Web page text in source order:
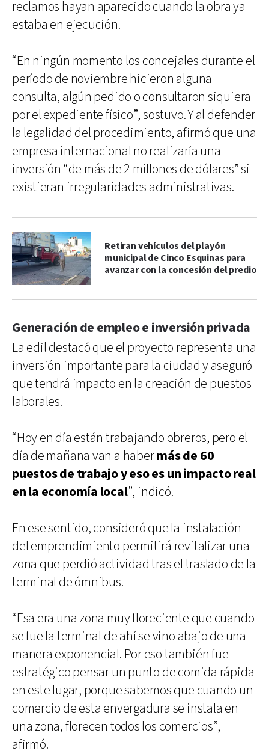
reclamos hayan aparecido cuando la obra ya
estaba en ejecución.
“En ningún momento los concejales durante el
período de noviembre hicieron alguna
consulta, algún pedido o consultaron siquiera
por el expediente físico”, sostuvo. Y al defender
la legalidad del procedimiento, afirmó que una
empresa internacional no realizaría una
inversión “de más de 2 millones de dólares” si
existieran irregularidades administrativas.
Retiran vehículos del playón
municipal de Cinco Esquinas para
avanzar con la concesión del predio
Generación de empleo e inversión privada
La edil destacó que el proyecto representa una
inversión importante para la ciudad y aseguró
que tendrá impacto en la creación de puestos
laborales.
“Hoy en día están trabajando obreros, pero el
día de mañana van a habermás de 60
puestos de trabajo y eso es un impacto real
en la economía local”, indicó.
En ese sentido, consideró que la instalación
del emprendimiento permitirá revitalizar una
zona que perdió actividad tras el traslado de la
terminal de ómnibus.
“Esa era una zona muy floreciente que cuando
se fue la terminal de ahí se vino abajo de una
manera exponencial. Por eso también fue
estratégico pensar un punto de comida rápida
en este lugar, porque sabemos que cuando un
comercio de esta envergadura se instala en
una zona, florecen todos los comercios”,
afirmó.